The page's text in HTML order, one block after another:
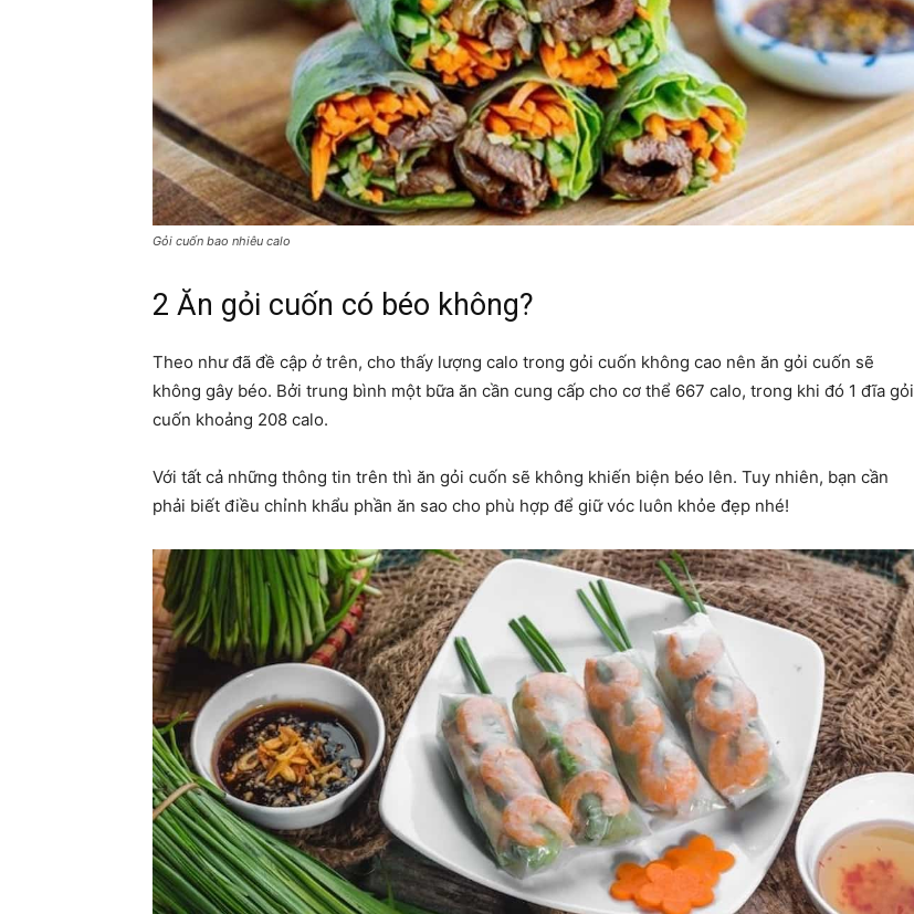
Gỏi cuốn bao nhiêu calo
2 Ăn gỏi cuốn có béo không?
Theo như đã đề cập ở trên, cho thấy lượng calo trong gỏi cuốn không cao nên ăn gỏi cuốn sẽ
không gây béo. Bởi trung bình một bữa ăn cần cung cấp cho cơ thể 667 calo, trong khi đó 1 đĩa gỏi
cuốn khoảng 208 calo.
Với tất cả những thông tin trên thì ăn gỏi cuốn sẽ không khiến biện béo lên. Tuy nhiên, bạn cần
phải biết điều chỉnh khẩu phần ăn sao cho phù hợp để giữ vóc luôn khỏe đẹp nhé!